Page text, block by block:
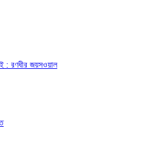
: রণধীর জয়সওয়াল